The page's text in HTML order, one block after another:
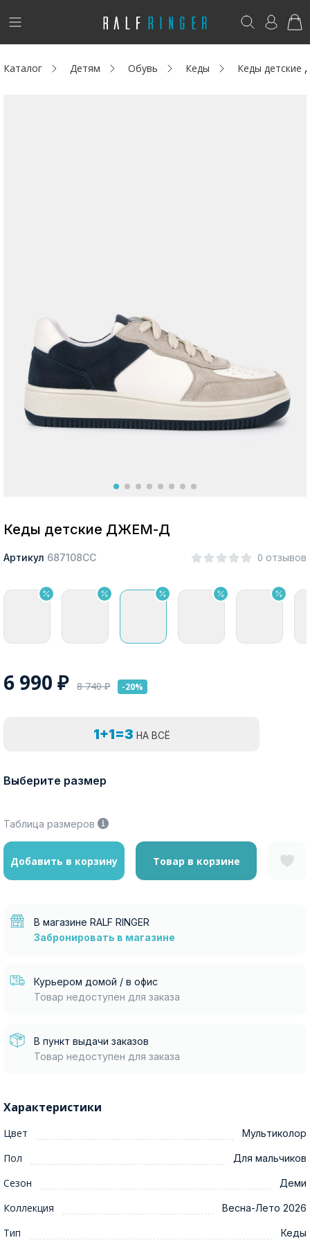
!
Новинки
Возникли вопросы? - club@ralf.ru
Каталог Детям Обувь Кеды Кеды
Кеды детские ДЖЕМ-Д
Артикул 687108СС 0 отзывов
6 990 ₽ 8 740₽ -20%
1+1=3 НА ВСЁ
Выберите размер
Таблица размеров
Добавить в корзину Товар в корзине
В магазине RALF RINGER
Забронировать в магазине
Курьером домой / в офис
Товар недоступен для заказа
В пункт выдачи заказов
Товар недоступен для заказа
Характеристики
Цвет Мультиколор
Пол Для мальчиков
Сезон Деми
Коллекция Весна-Лето 2026
Тип Кеды